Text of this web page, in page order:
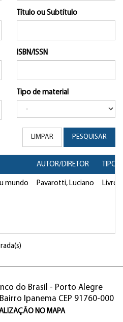
Título ou Subtítulo
ISBN/ISSN
Tipo de material
LIMPAR PESQUISAR
AUTOR/DIRETOR TIPO
mundo Pavarotti, Luciano Livro
do Brasil - Porto Alegre
Ipanema CEP 91760-000
NO MAPA